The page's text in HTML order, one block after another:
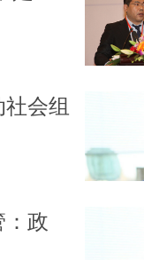
会组
：政